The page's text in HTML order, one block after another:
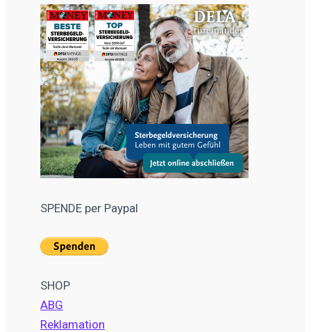
SPENDE per Paypal
SHOP
ABG
Reklamation